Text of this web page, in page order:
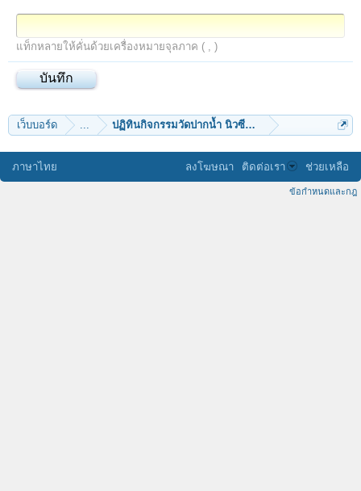
แท็กหลายให้คั่นด้วยเครื่องหมายจุลภาค ( , )
เว็บบอร์ด ... ปฏิทินกิจกรรมวัดปากน้ำ นิวซีแลนด์ ปี 2554/2011
ภาษาไทย ลงโฆษณา ติดต่อเรา ช่วยเหลือ
ข้อกำหนดและกฎ